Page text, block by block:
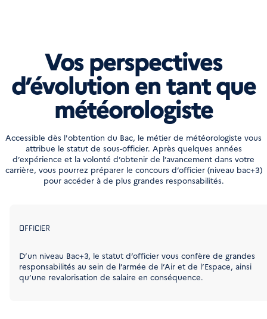
Vos perspectives
d’évolution en tant que
météorologiste
Accessible dès l'obtention du Bac, le métier de météorologiste vous
attribue le statut de sous-officier. Après quelques années
d’expérience et la volonté d’obtenir de l’avancement dans votre
carrière, vous pourrez préparer le concours d’officier (niveau bac+3)
pour accéder à de plus grandes responsabilités.
OFFICIER
D’un niveau Bac+3, le statut d’officier vous confère de grandes
responsabilités au sein de l’armée de l’Air et de l’Espace, ainsi
qu’une revalorisation de salaire en conséquence.